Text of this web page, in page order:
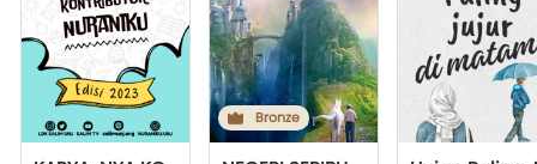
Bronze